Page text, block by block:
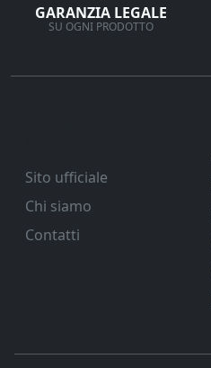
GARANZIA LEGALE
SU OGNI PRODOTTO
Sito ufficiale
Chi siamo
Contatti